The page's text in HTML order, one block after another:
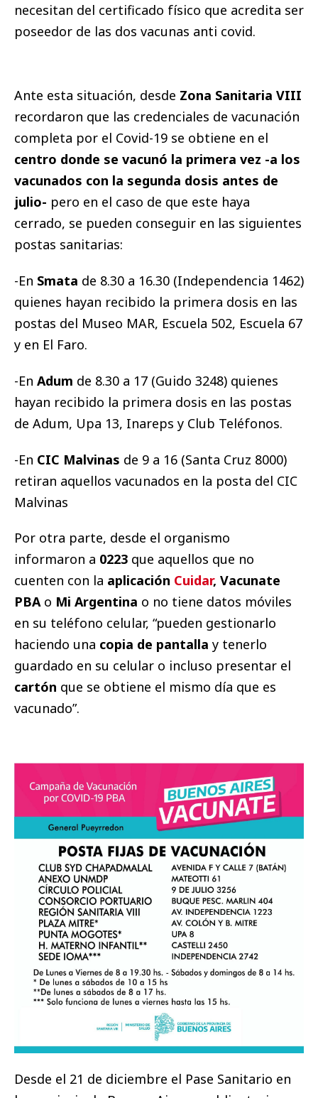
necesitan del certificado físico que acredita ser
poseedor de las dos vacunas anti covid.
Ante esta situación, desde Zona Sanitaria VIII
recordaron que las credenciales de vacunación
completa por el Covid-19 se obtiene en el
centro donde se vacunó la primera vez -a los
vacunados con la segunda dosis antes de
julio- pero en el caso de que este haya
cerrado, se pueden conseguir en las siguientes
postas sanitarias:
-En Smata de 8.30 a 16.30 (Independencia 1462)
quienes hayan recibido la primera dosis en las
postas del Museo MAR, Escuela 502, Escuela 67
y en El Faro.
-En Adum de 8.30 a 17 (Guido 3248) quienes
hayan recibido la primera dosis en las postas
de Adum, Upa 13, Inareps y Club Teléfonos.
-En CIC Malvinas de 9 a 16 (Santa Cruz 8000)
retiran aquellos vacunados en la posta del CIC
Malvinas
Por otra parte, desde el organismo
informaron a 0223 que aquellos que no
cuenten con la aplicación Cuidar, Vacunate
PBA o Mi Argentina o no tiene datos móviles
en su teléfono celular, “pueden gestionarlo
haciendo una copia de pantalla y tenerlo
guardado en su celular o incluso presentar el
cartón que se obtiene el mismo día que es
vacunado”.
Desde el 21 de diciembre el Pase Sanitario en